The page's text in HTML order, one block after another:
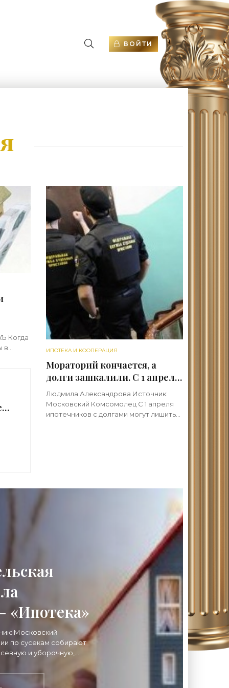
ВОЙТИ
Когда
в
ИПОТЕКА И КООПЕРАЦИЯ
Мораторий кончается, а
долги зашкалили. С 1 апреля
должников по ипотеке
начнут лишать
единственного жилья -
Людмила Александрова Источник:
Московский Комсомолец С 1 апреля
ипотечников с долгами могут лишить
«Ипотека»
Московский
по сусекам собирают
и уборочную,